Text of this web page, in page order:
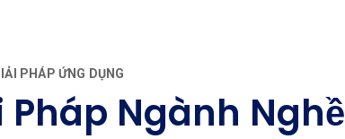
PHÁP ỨNG DỤNG
Pháp Ngành Nghề